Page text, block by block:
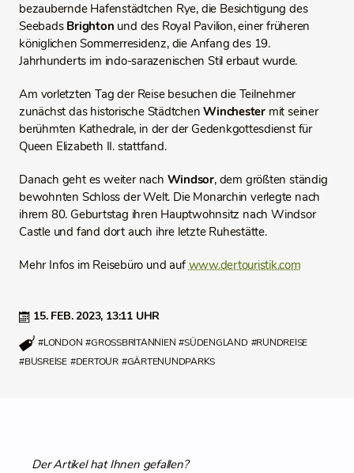
15. FEB. 2023, 13:11 UHR
#LONDON #GROSSBRITANNIEN #SÜDENGLAND #RUNDREISE
#BUSREISE #DERTOUR #GÄRTENUNDPARKS
bezaubernde Hafenstädtchen Rye, die Besichtigung des
Seebads Brighton und des Royal Pavilion, einer früheren
königlichen Sommerresidenz, die Anfang des 19.
Jahrhunderts im indo-sarazenischen Stil erbaut wurde.
Am vorletzten Tag der Reise besuchen die Teilnehmer
zunächst das historische StädtchenWinchestermit seiner
berühmten Kathedrale, in der der Gedenkgottesdienst für
Queen Elizabeth II. stattfand.
Danach geht es weiter nach Windsor, dem größten ständig
bewohnten Schloss der Welt. Die Monarchin verlegte nach
ihrem 80. Geburtstag ihren Hauptwohnsitz nach Windsor
Castle und fand dort auch ihre letzte Ruhestätte.
Mehr Infos im Reisebüro und aufwww.dertouristik.com
Der Artikel hat Ihnen gefallen?